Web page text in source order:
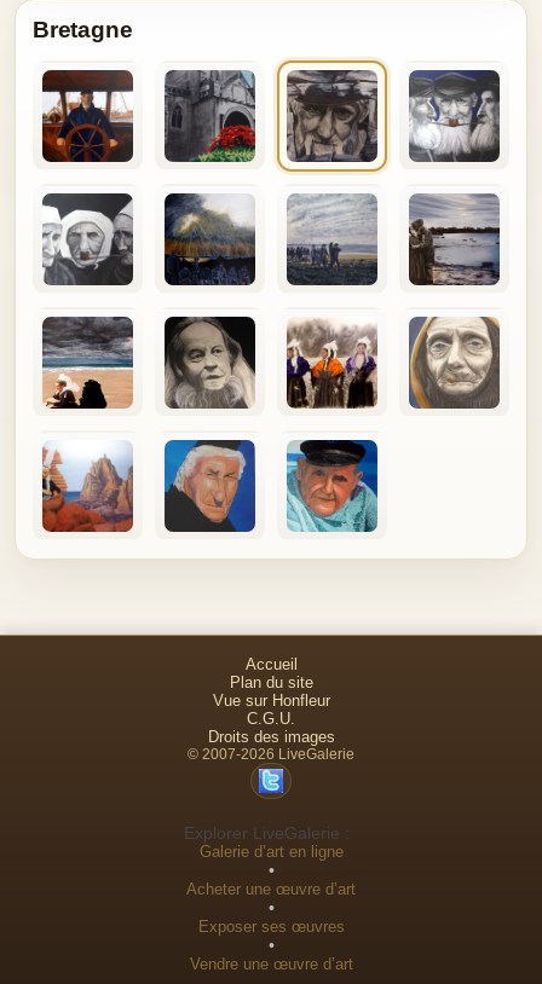
Bretagne
Accueil
Plan du site
Vue sur Honfleur
C.G.U.
Droits des images
© 2007-2026 LiveGalerie
Explorer LiveGalerie :
Galerie d’art en ligne
•
Acheter une œuvre d’art
•
Exposer ses œuvres
•
Vendre une œuvre d’art